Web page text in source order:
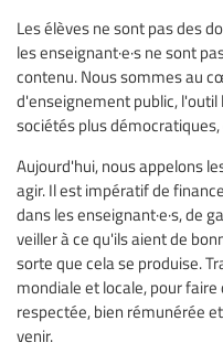
Les élèves ne sont pas des
les enseignant·e·s ne sont
contenu. Nous sommes au
d'enseignement public,
sociétés plus
Aujourd'hui, nous appelons
agir. Il est impératif de
dans les enseignant·e·s, de
veiller à ce qu'ils aient de
sorte que cela se produise.
mondiale et locale, pour
respectée, bien rémunérée
venir.